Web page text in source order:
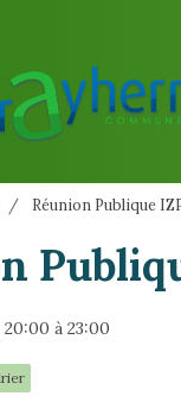
Réunion Publique
20:00 à 23:00